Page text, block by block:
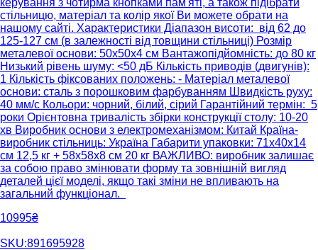
керування з чотирма кнопками пам'яті, а також підібрати
стільницю, матеріал та колір якої Ви можете обрати на
нашому сайті. Характеристики Діапазон висоти: від 62 до
125-127 см (в залежності від товщини стільниці) Розмір
металевої основи: 50x50x4 см Вантажопідйомність: до 80 кг
Низький рівень шуму: <50 дБ Кількість приводів (двигунів):
1 Кількість фіксованих положень: - Матеріал металевої
основи: сталь з порошковим фарбуванням Швидкість руху:
40 мм/с Кольори: чорний, білий, сірий Гарантійний термін: 5
роки Орієнтовна тривалість збірки конструкції столу: 10-20
хв Виробник основи з електромеханізмом: Китай Країна-
виробник стільниць: Україна Габарити упаковки: 71х40х14
см 12,5 кг + 58х58х8 см 20 кг ВАЖЛИВО: виробник залишає
за собою право змінювати форму та зовнішній вигляд
деталей цієї моделі, якщо такі зміни не впливають на
загальний функціонал.
10995₴
SKU:891695928